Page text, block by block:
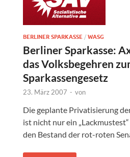
BERLINER SPARKASSE / WASG
Berliner Sparkasse:
das Volksbegehren
Sparkassengesetz
23. März 2007 - von
Die geplante Privatisierung
ist nicht nur ein
den Bestand der rot-roten